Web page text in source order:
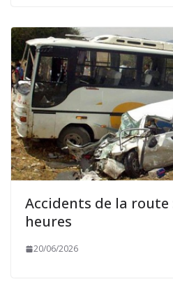
Accidents de la route
heures
20/06/2026